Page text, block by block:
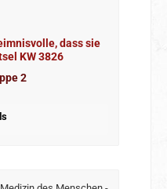
dass sie
KW 3826
2